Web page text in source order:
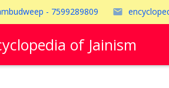
- 7599289809
of Jainism